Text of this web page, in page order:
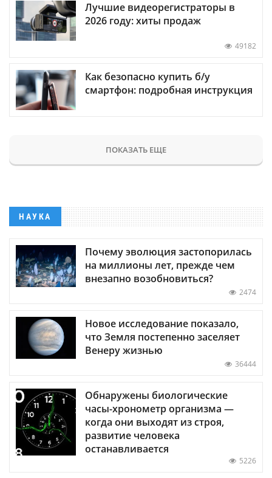
Лучшие видеорегистраторы в
2026 году: хиты продаж
49182
Как безопасно купить б/у
смартфон: подробная инструкция
ПОКАЗАТЬ ЕЩЕ
НАУКА
Почему эволюция застопорилась
на миллионы лет, прежде чем
внезапно возобновиться?
2474
Новое исследование показало,
что Земля постепенно заселяет
Венеру жизнью
36444
Обнаружены биологические
часы-хронометр организма —
когда они выходят из строя,
развитие человека
останавливается
5226